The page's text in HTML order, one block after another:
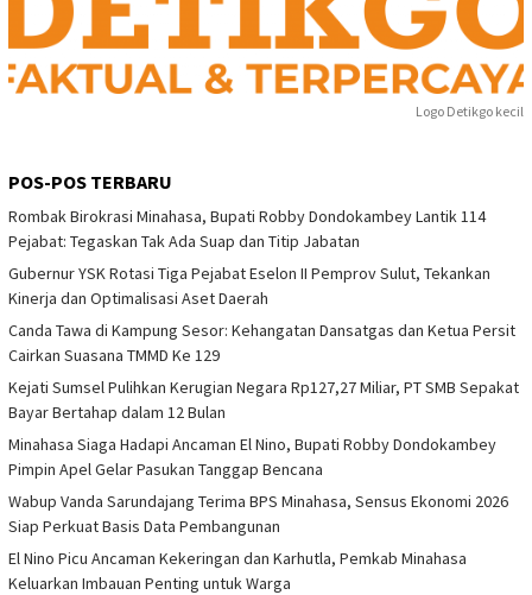
Logo Detikgo kecil
POS-POS TERBARU
Rombak Birokrasi Minahasa, Bupati Robby Dondokambey Lantik 114
Pejabat: Tegaskan Tak Ada Suap dan Titip Jabatan
Gubernur YSK Rotasi Tiga Pejabat Eselon II Pemprov Sulut, Tekankan
Kinerja dan Optimalisasi Aset Daerah
Canda Tawa di Kampung Sesor: Kehangatan Dansatgas dan Ketua Persit
Cairkan Suasana TMMD Ke 129
Kejati Sumsel Pulihkan Kerugian Negara Rp127,27 Miliar, PT SMB Sepakat
Bayar Bertahap dalam 12 Bulan
Minahasa Siaga Hadapi Ancaman El Nino, Bupati Robby Dondokambey
Pimpin Apel Gelar Pasukan Tanggap Bencana
Wabup Vanda Sarundajang Terima BPS Minahasa, Sensus Ekonomi 2026
Siap Perkuat Basis Data Pembangunan
El Nino Picu Ancaman Kekeringan dan Karhutla, Pemkab Minahasa
Keluarkan Imbauan Penting untuk Warga